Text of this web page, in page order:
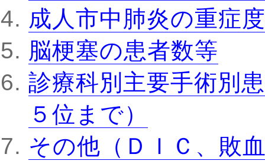
成人市中肺炎の重症
脳梗塞の患者数等
診療科別主要手術別
５位まで）
その他（ＤＩＣ、敗